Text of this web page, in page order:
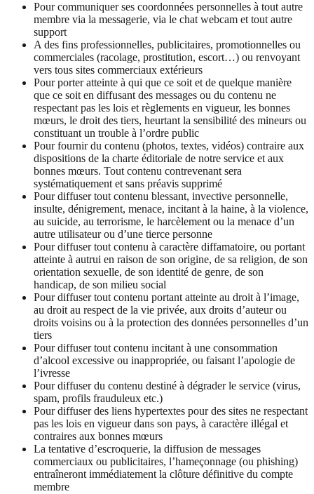
Pour communiquer ses coordonnées personnelles à tout autre
membre via la messagerie, via le chat webcam et tout autre
support
A des fins professionnelles, publicitaires, promotionnelles ou
commerciales (racolage, prostitution, escort…) ou renvoyant
vers tous sites commerciaux extérieurs
Pour porter atteinte à qui que ce soit et de quelque manière
que ce soit en diffusant des messages ou du contenu ne
respectant pas les lois et règlements en vigueur, les bonnes
mœurs, le droit des tiers, heurtant la sensibilité des mineurs ou
constituant un trouble à l’ordre public
Pour fournir du contenu (photos, textes, vidéos) contraire aux
dispositions de la charte éditoriale de notre service et aux
bonnes mœurs. Tout contenu contrevenant sera
systématiquement et sans préavis supprimé
Pour diffuser tout contenu blessant, invective personnelle,
insulte, dénigrement, menace, incitant à la haine, à la violence,
au suicide, au terrorisme, le harcèlement ou la menace d’un
autre utilisateur ou d’une tierce personne
Pour diffuser tout contenu à caractère diffamatoire, ou portant
atteinte à autrui en raison de son origine, de sa religion, de son
orientation sexuelle, de son identité de genre, de son
handicap, de son milieu social
Pour diffuser tout contenu portant atteinte au droit à l’image,
au droit au respect de la vie privée, aux droits d’auteur ou
droits voisins ou à la protection des données personnelles d’un
tiers
Pour diffuser tout contenu incitant à une consommation
d’alcool excessive ou inappropriée, ou faisant l’apologie de
l’ivresse
Pour diffuser du contenu destiné à dégrader le service (virus,
spam, profils frauduleux etc.)
Pour diffuser des liens hypertextes pour des sites ne respectant
pas les lois en vigueur dans son pays, à caractère illégal et
contraires aux bonnes mœurs
La tentative d’escroquerie, la diffusion de messages
commerciaux ou publicitaires, l’hameçonnage (ou phishing)
entraîneront immédiatement la clôture définitive du compte
membre